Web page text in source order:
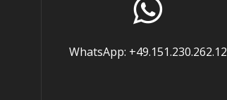
WhatsApp: +49.151.230.262.12